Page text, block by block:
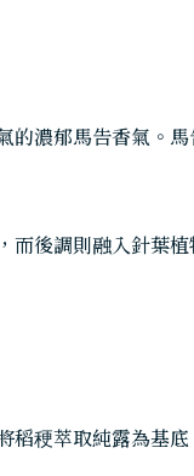
濃郁馬告香氣。
後調則融入針葉
稉萃取純露為基